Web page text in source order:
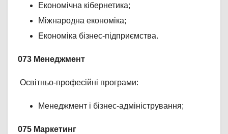
Економічна кібернетика;
Міжнародна економіка;
Економіка бізнес-підприємства.
073 Менеджмент
Освітньо-професійні програми:
Менеджмент і бізнес-адміністрування;
075 Маркетинг